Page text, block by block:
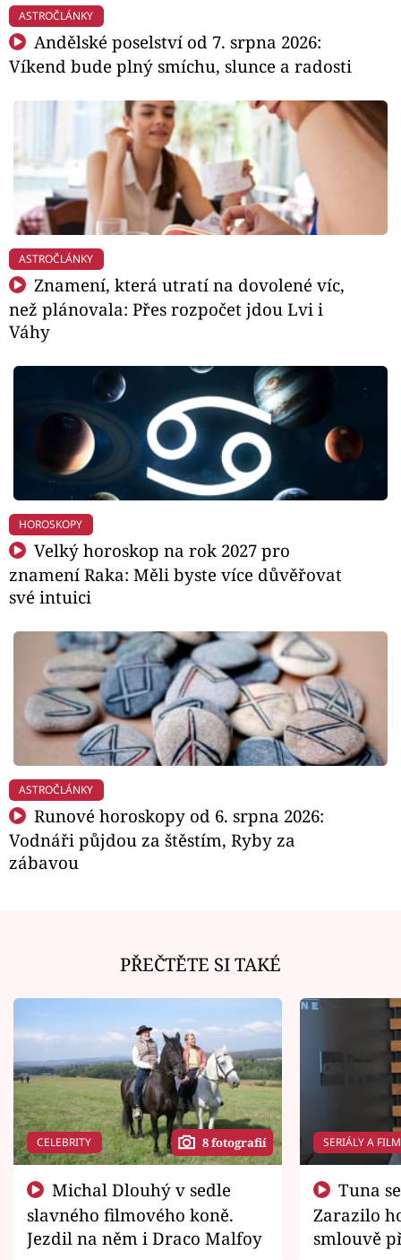
ASTROČLÁNKY
Andělské poselství od 7. srpna 2026:
Víkend bude plný smíchu, slunce a radosti
ASTROČLÁNKY
Znamení, která utratí na dovolené víc,
než plánovala: Přes rozpočet jdou Lvi i
Váhy
HOROSKOPY
Velký horoskop na rok 2027 pro
znamení Raka: Měli byste více důvěřovat
své intuici
ASTROČLÁNKY
Runové horoskopy od 6. srpna 2026:
Vodnáři půjdou za štěstím, Ryby za
zábavou
PŘEČTĚTE SI TAKÉ
CELEBRITY 8 fotografií
slavného filmového koně.
Jezdil na něm i Draco Malfoy
SERIÁLY A
Zarazilo
smlouvě